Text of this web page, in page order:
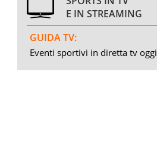
E IN STREAMING
GUIDA TV:
Eventi sportivi in diretta tv oggi